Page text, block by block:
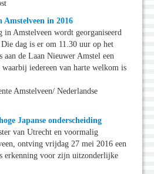
Amstelveen in 2016
in Amstelveen wordt georganiseerd
dag is er om 11.30 uur op het
aan de Laan Nieuwer Amstel een
iedereen van harte welkom is
Amstelveen/ Nederlandse
Japanse onderscheiding
van Utrecht en voormalig
ontving vrijdag 27 mei 2016 een
erkenning voor zijn uitzonderlijke